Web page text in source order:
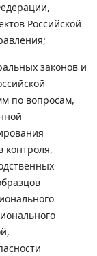
Российской
законов и
по вопросам,